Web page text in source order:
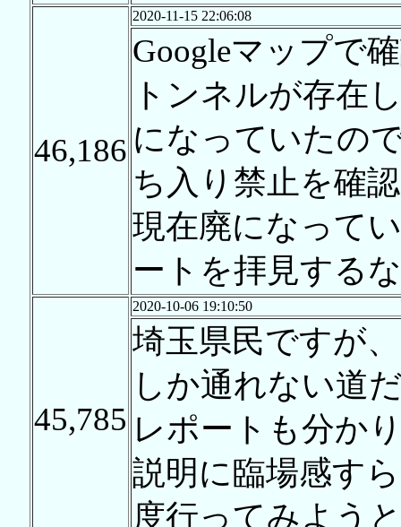
46,186
2020-11-15 22:06:08
Googleマップで
トンネルが存在
になっていたの
ち入り禁止を確
現在廃になって
ートを拝見する
45,785
2020-10-06 19:10:50
埼玉県民ですが
しか通れない道
レポートも分か
説明に臨場感す
度行ってみよう